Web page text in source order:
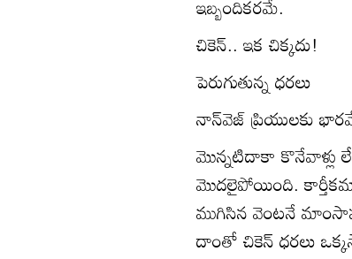
ఇబ్బందికరమే.
చికెన్‌.. ఇక చిక్కదు!
పెరుగుతున్న ధరలు
నాన్‌వెజ్‌ ప్రియులకు
మొన్నటిదాకా కొనేవాళ్లు
మొదలైపోయింది.
ముగిసిన వెంటనే
దాంతో చికెన్‌ ధరలు